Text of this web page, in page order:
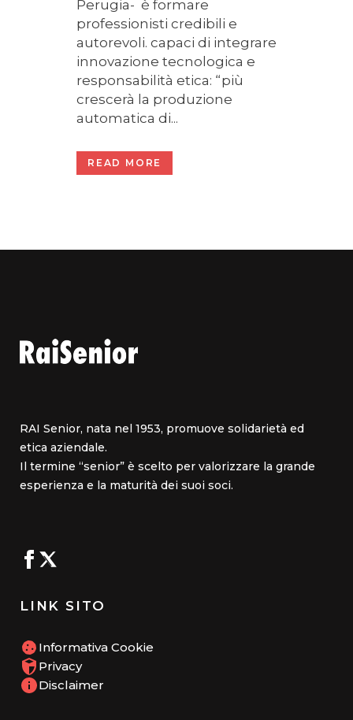
Perugia- è formare
professionisti credibili e
autorevoli. capaci di integrare
innovazione tecnologica e
responsabilità etica: “più
crescerà la produzione
automatica di...
READ MORE
RAI Senior, nata nel 1953, promuove solidarietà ed
etica aziendale.
Il termine “senior” è scelto per valorizzare la grande
esperienza e la maturità dei suoi soci.
LINK SITO
Informativa Cookie
Privacy
Disclaimer